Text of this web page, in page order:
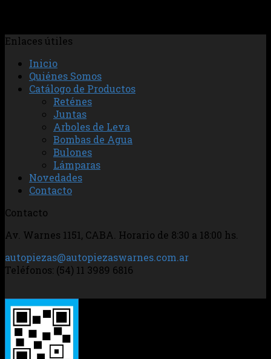
Enlaces útiles
Inicio
Quiénes Somos
Catálogo de Productos
Reténes
Juntas
Arboles de Leva
Bombas de Agua
Bulones
Lámparas
Novedades
Contacto
Contacto
Av. Warnes 1151, CABA. Horario de 8:30 a 18:00 hs.
autopiezas@autopiezaswarnes.com.ar
Teléfonos: (54) 11 3989 6816